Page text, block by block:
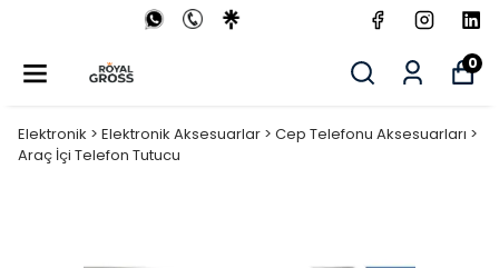
0
Elektronik > Elektronik Aksesuarlar > Cep Telefonu Aksesuarları >
Araç İçi Telefon Tutucu